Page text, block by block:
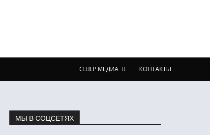
СЕВЕР МЕДИА КОНТАКТЫ
МЫ В СОЦСЕТЯХ